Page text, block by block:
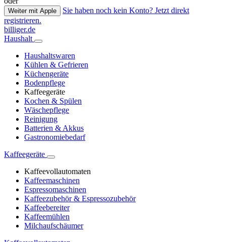
Weiter mit Apple
Sie haben noch kein Konto? Jetzt direkt
registrieren.
billiger.de
Haushalt
Haushaltswaren
Kühlen & Gefrieren
Küchengeräte
Bodenpflege
Kaffeegeräte
Kochen & Spülen
Wäschepflege
Reinigung
Batterien & Akkus
Gastronomiebedarf
Kaffeegeräte
Kaffeevollautomaten
Kaffeemaschinen
Espressomaschinen
Kaffeezubehör & Espressozubehör
Kaffeebereiter
Kaffeemühlen
Milchaufschäumer